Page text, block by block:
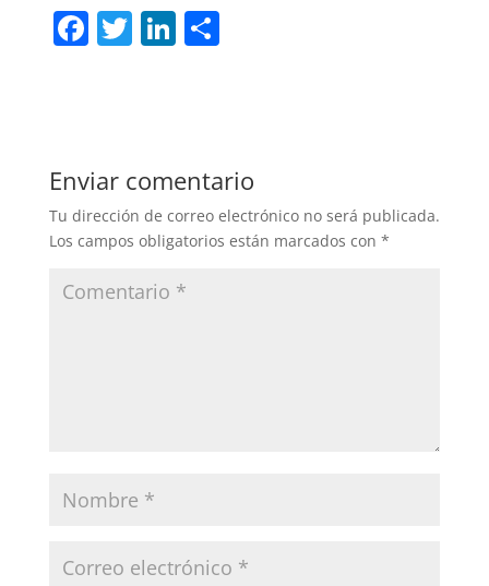
F
b
o
o
T Li
dI
n
C
ar
tir
Enviar comentario
Tu dirección de correo electrónico no será publicada.
Los campos obligatorios están marcados con *